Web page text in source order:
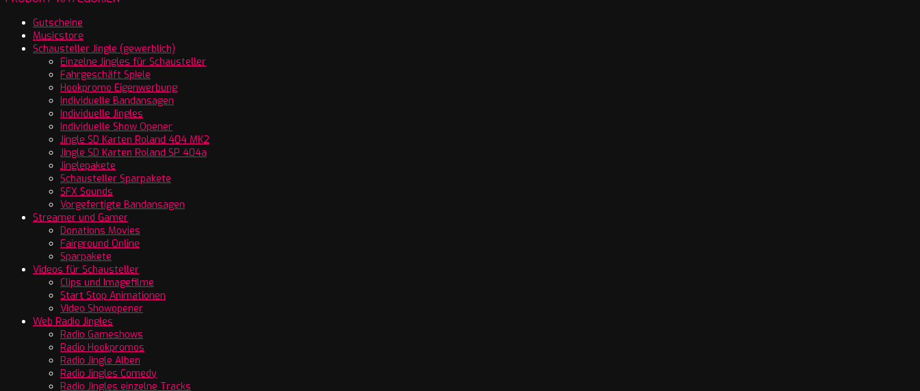
Gutscheine
Musicstore
Schausteller Jingle (gewerblich)
Einzelne Jingles für Schausteller
Fahrgeschäft Spiele
Hookpromo Eigenwerbung
Individuelle Bandansagen
Individuelle Jingles
Individuelle Show Opener
Jingle SD Karten Roland 404 MK2
Jingle SD Karten Roland SP 404a
Jinglepakete
Schausteller Sparpakete
SFX Sounds
Vorgefertigte Bandansagen
Streamer und Gamer
Donations Movies
Fairground Online
Sparpakete
Videos für Schausteller
Clips und Imagefilme
Start Stop Animationen
Video Showopener
Web Radio Jingles
Radio Gameshows
Radio Hookpromos
Radio Jingle Alben
Radio Jingles Comedy
Radio Jingles einzelne Tracks